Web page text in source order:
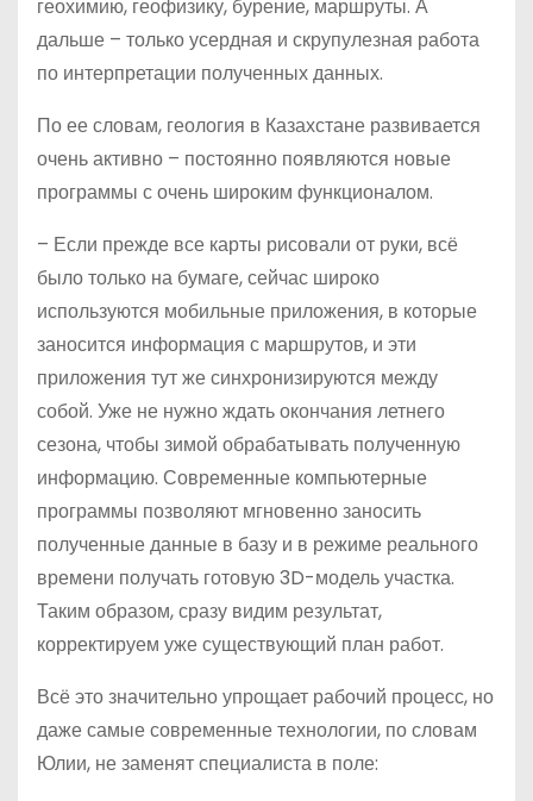
геохимию, геофизику, бурение, маршруты. А
дальше – только усердная и скрупулезная работа
по интерпретации полученных данных.
По ее словам, геология в Казахстане развивается
очень активно – постоянно появляются новые
программы с очень широким функционалом.
– Если прежде все карты рисовали от руки, всё
было только на бумаге, сейчас широко
используются мобильные приложения, в которые
заносится информация с маршрутов, и эти
приложения тут же синхронизируются между
собой. Уже не нужно ждать окончания летнего
сезона, чтобы зимой обрабатывать полученную
информацию. Современные компьютерные
программы позволяют мгновенно заносить
полученные данные в базу и в режиме реального
времени получать готовую 3D-модель участка.
Таким образом, сразу видим результат,
корректируем уже существующий план работ.
Всё это значительно упрощает рабочий процесс, но
даже самые современные технологии, по словам
Юлии, не заменят специалиста в поле: